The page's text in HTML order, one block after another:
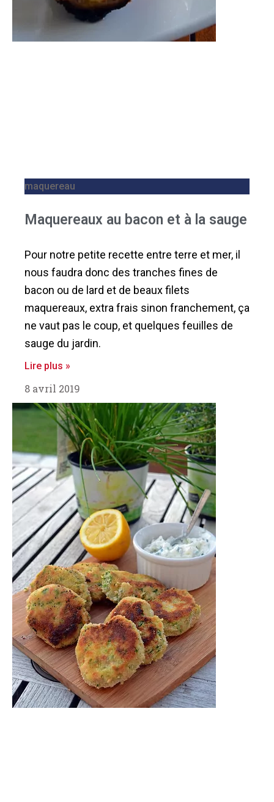
maquereau
Maquereaux au bacon et à la sauge
Pour notre petite recette entre terre et mer, il
nous faudra donc des tranches fines de
bacon ou de lard et de beaux filets
maquereaux, extra frais sinon franchement, ça
ne vaut pas le coup, et quelques feuilles de
sauge du jardin.
Lire plus »
8 avril 2019